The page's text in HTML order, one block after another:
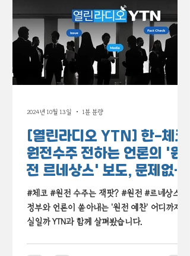
[열린라디오 YTN] 한-체코
원전수주 전하는 언론의 '원
전 르네상스' 보도, 문제없
나?
#체코 #원전 수주는 잭팟? #원전 #르네상스 ?
정부와 언론이 쏟아내는 '원전 예찬' 어디까지 진
실일까 YTN과 함께 살펴봤습니다.
2024년 10월 13일 1분 분량